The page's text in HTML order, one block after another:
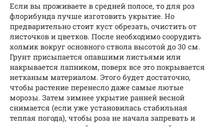
Если вы проживаете в средней полосе, то для роз
флорибунда лучше изготовить укрытие. Но
предварительно стоит куст обрезать, очистить от
листочков и цветков. После необходимо соорудить
холмик вокруг основного ствола высотой до 30 см.
Грунт присыпается опавшими листьями или
накрывается лапником, поверх все это покрывается
нетканым материалом. Этого будет достаточно,
чтобы растение перенесло даже самые лютые
морозы. Затем зимнее укрытие ранней весной
снимается (если уже установилась стабильная
теплая погода), чтобы роза не начала запревать и